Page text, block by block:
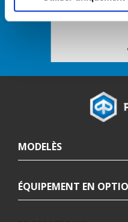
MODELÈS
ÉQUIPEMENT EN